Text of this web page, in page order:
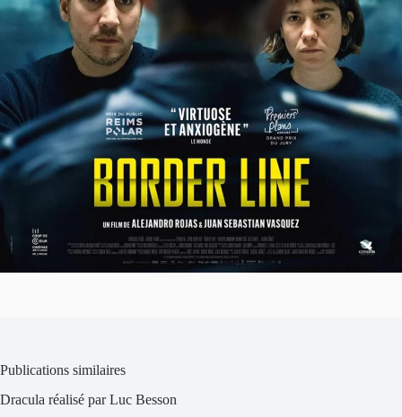
Publications similaires
Dracula réalisé par Luc Besson